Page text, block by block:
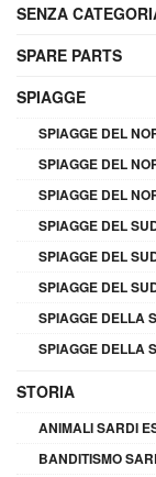
SENZA
SPARE PARTS
SPIAGGE
SPIAGGE DEL
SPIAGGE DEL
SPIAGGE DEL
SPIAGGE DEL
SPIAGGE DEL
SPIAGGE DEL
SPIAGGE DELLA
SPIAGGE DELLA
STORIA
ANIMALI SARDI
BANDITISMO